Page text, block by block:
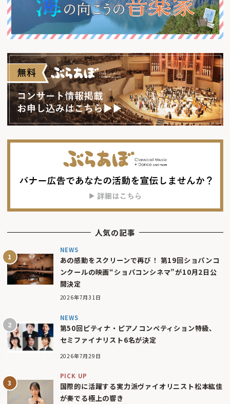
人気の記事
NEWS
あの感動をスクリーンで再び！ 第19回ショパンコ
ンクールの映画“ショパコンシネマ”が10月2日公
開決定
2026年7月31日
NEWS
第50回ピティナ・ピアノコンペティション特級、
セミファイナリスト6名が決定
2026年7月29日
PICK UP
国際的に活躍する実力派ヴァイオリニスト松本紘佳
が奏でる極上の響き